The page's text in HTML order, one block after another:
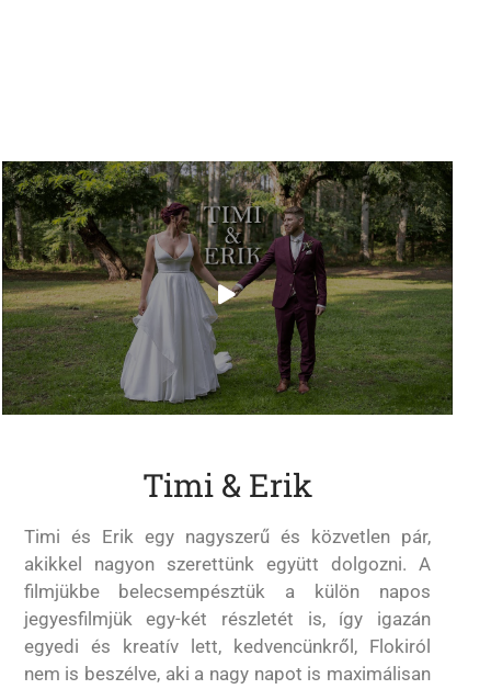
Timi & Erik
Timi és Erik egy nagyszerű és közvetlen pár,
akikkel nagyon szerettünk együtt dolgozni. A
filmjükbe belecsempésztük a külön napos
jegyesfilmjük egy-két részletét is, így igazán
egyedi és kreatív lett, kedvencünkről, Flokiról
nem is beszélve, aki a nagy napot is maximálisan